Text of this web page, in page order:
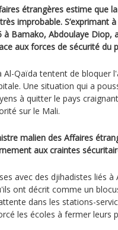
étrangères estime que
improbable. S’exprimant à
à Bamako, Abdoulaye Diop,
aux forces de sécurité du
Al-Qaïda tentent de bloquer
Une situation qui a
à quitter le pays
sur le Mali.
malien des Affaires
aux craintes
avec des djihadistes liés
ont décrit comme un
dans les stations-
les écoles à fermer leurs